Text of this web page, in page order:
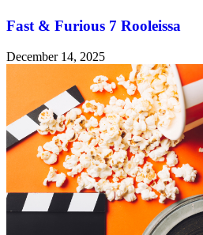
Fast & Furious 7 Rooleissa
December 14, 2025